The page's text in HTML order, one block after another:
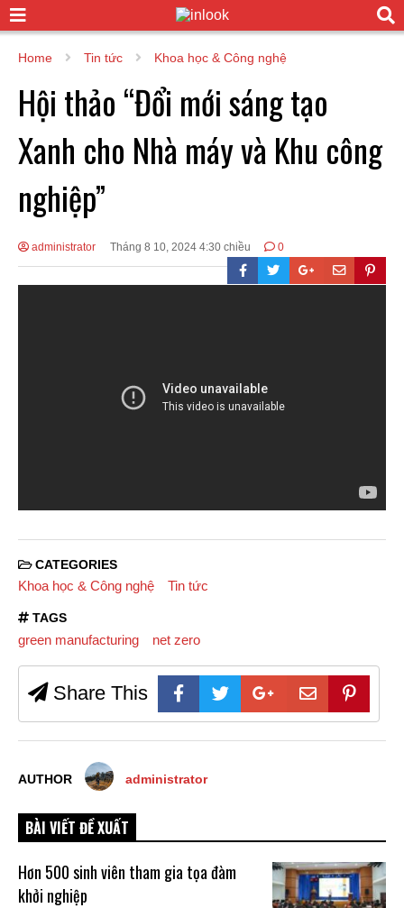
Home Tin tức Khoa học & Công nghệ
Hội thảo “Đổi mới sáng tạo
Xanh cho Nhà máy và Khu công
nghiệp”
administrator Tháng 8 10, 2024 4:30 chiều 0
CATEGORIES
Khoa học & Công nghệ Tin tức
TAGS
green manufacturing net zero
Share This
AUTHOR administrator
BÀI VIẾT ĐỀ XUẤT
Hơn 500 sinh viên tham gia tọa đàm
khởi nghiệp